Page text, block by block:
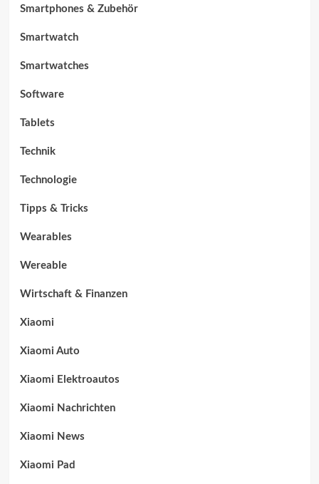
Smartphones & Zubehör
Smartwatch
Smartwatches
Software
Tablets
Technik
Technologie
Tipps & Tricks
Wearables
Wereable
Wirtschaft & Finanzen
Xiaomi
Xiaomi Auto
Xiaomi Elektroautos
Xiaomi Nachrichten
Xiaomi News
Xiaomi Pad